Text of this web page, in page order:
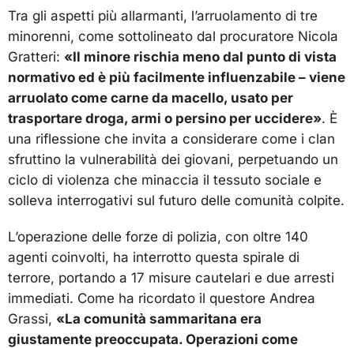
Tra gli aspetti più allarmanti, l’arruolamento di tre
minorenni, come sottolineato dal procuratore Nicola
Gratteri: «Il minore rischia meno dal punto di vista
normativo ed è più facilmente influenzabile – viene
arruolato come carne da macello, usato per
trasportare droga, armi o persino per uccidere». È
una riflessione che invita a considerare come i clan
sfruttino la vulnerabilità dei giovani, perpetuando un
ciclo di violenza che minaccia il tessuto sociale e
solleva interrogativi sul futuro delle comunità colpite.
L’operazione delle forze di polizia, con oltre 140
agenti coinvolti, ha interrotto questa spirale di
terrore, portando a 17 misure cautelari e due arresti
immediati. Come ha ricordato il questore Andrea
Grassi, «La comunità sammaritana era
giustamente preoccupata. Operazioni come